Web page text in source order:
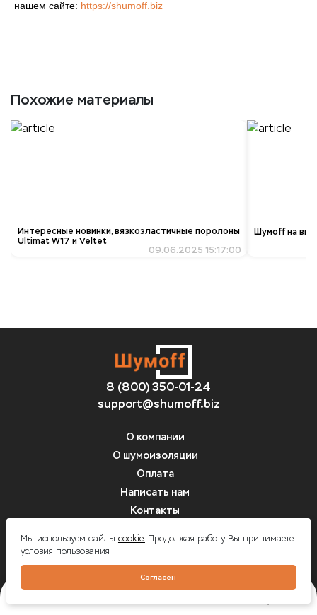
нашем сайте: https://shumoff.biz
Похожие материалы
Интересные новинки, вязкоэластичные поролоны
Ultimat W17 и Veltet
09.06.2025 15:17:00
Шумoff на
8 (800) 350-01-24
support@shumoff.biz
О компании
О шумоизоляции
Оплата
Написать нам
Контакты
Шумоff - шумоизоляция автомобилей
Мы используем файлы cookie.Продолжая работу Вы принимаете
условия пользования
Согласен
ГЛАВНАЯ КАТАЛОГ КОРЗИНА КАЛЬКУЛЯТОР ГДЕ КУПИТЬ